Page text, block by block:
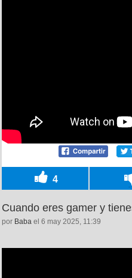
4
Cuando eres gamer y
por Baba el 6 may 2025, 11:39